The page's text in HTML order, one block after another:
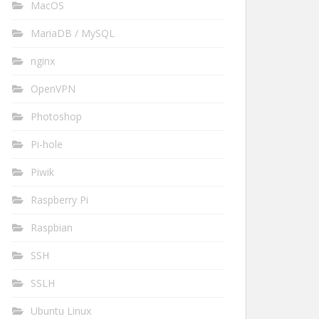
MacOS
MariaDB / MySQL
nginx
OpenVPN
Photoshop
Pi-hole
Piwik
Raspberry Pi
Raspbian
SSH
SSLH
Ubuntu Linux